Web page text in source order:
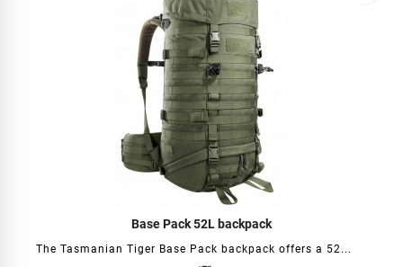
Base Pack 52L backpack
The Tasmanian Tiger Base Pack backpack offers a 52...